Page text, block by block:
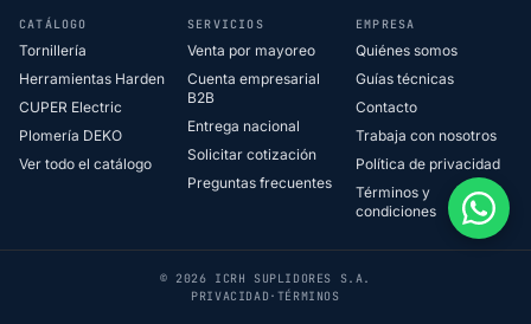
CATÁLOGO
Tornillería
Herramientas Harden
CUPER Electric
Plomería DEKO
Ver todo el catálogo
SERVICIOS
Venta por mayoreo
Cuenta empresarial
B2B
Entrega nacional
Solicitar cotización
Preguntas frecuentes
EMPRESA
Quiénes somos
Guías técnicas
Contacto
Trabaja con nosotros
Política de privacidad
Términos y
condiciones
© 2026 ICRH SUPLIDORES S.A.
PRIVACIDAD · TÉRMINOS